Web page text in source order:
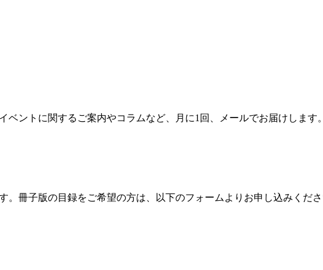
ベントに関するご案内やコラムなど、月に1回、メールでお届けしま
。冊子版の目録をご希望の方は、以下のフォームよりお申し込みくだ